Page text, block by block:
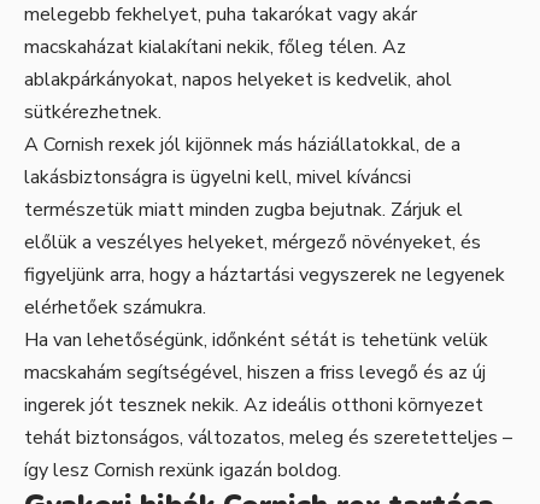
melegebb fekhelyet, puha takarókat vagy akár
macskaházat kialakítani nekik, főleg télen. Az
ablakpárkányokat, napos helyeket is kedvelik, ahol
sütkérezhetnek.
A Cornish rexek jól kijönnek más háziállatokkal, de a
lakásbiztonságra is ügyelni kell, mivel kíváncsi
természetük miatt minden zugba bejutnak. Zárjuk el
előlük a veszélyes helyeket, mérgező növényeket, és
figyeljünk arra, hogy a háztartási vegyszerek ne legyenek
elérhetőek számukra.
Ha van lehetőségünk, időnként sétát is tehetünk velük
macskahám segítségével, hiszen a friss levegő és az új
ingerek jót tesznek nekik. Az ideális otthoni környezet
tehát biztonságos, változatos, meleg és szeretetteljes –
így lesz Cornish rexünk igazán boldog.